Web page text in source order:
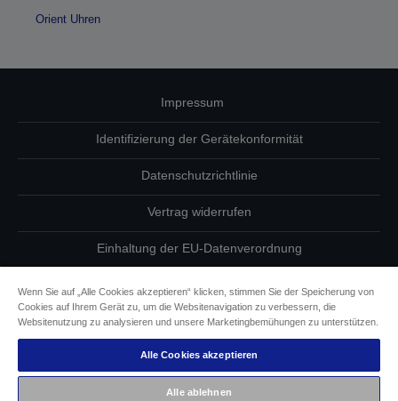
Orient Uhren
Impressum
Identifizierung der Gerätekonformität
Datenschutzrichtlinie
Vertrag widerrufen
Einhaltung der EU-Datenverordnung
Informationen zu Cookies
Epson Engagement für Barrierefreiheit
Wenn Sie auf „Alle Cookies akzeptieren“ klicken, stimmen Sie der Speicherung von
Cookies auf Ihrem Gerät zu, um die Websitenavigation zu verbessern, die
Websitenutzung zu analysieren und unsere Marketingbemühungen zu unterstützen.
Alle Cookies akzeptieren
Alle ablehnen